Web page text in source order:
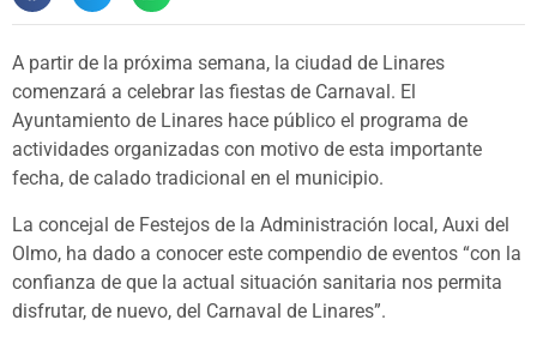
A partir de la próxima semana, la ciudad de Linares
comenzará a celebrar las fiestas de Carnaval. El
Ayuntamiento de Linares hace público el programa de
actividades organizadas con motivo de esta importante
fecha, de calado tradicional en el municipio.
La concejal de Festejos de la Administración local, Auxi del
Olmo, ha dado a conocer este compendio de eventos “con la
confianza de que la actual situación sanitaria nos permita
disfrutar, de nuevo, del Carnaval de Linares”.